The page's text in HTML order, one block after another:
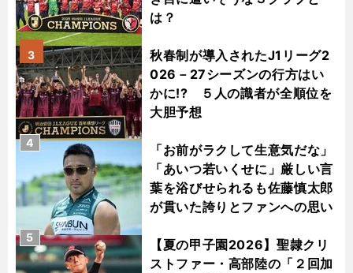
は？
秋春制が導入されたJ1リーグ2
026－27シーズンの行方はい
かに!? ５人の識者が全順位を
大胆予想
3
「お前がラクして生意気だな」
「あいつ若いくせに」厳しい言
葉を浴びせられるも佐藤慎太郎
が貫いた誇りとファンへの思い
4
【夏の甲子園2026】聖隷クリ
ストファー・高部陸の「２回加
5